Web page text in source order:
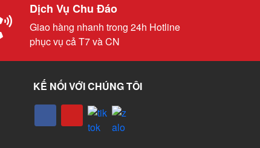
Dịch Vụ Chu Đáo
Giao hàng nhanh trong 24h Hotline
phục vụ cả T7 và CN
KẾ NỐI VỚI CHÚNG TÔI